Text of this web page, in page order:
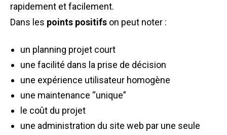
rapidement et facilement.
Dans les points positifs on peut noter :
un planning projet court
une facilité dans la prise de décision
une expérience utilisateur homogène
une maintenance “unique”
le coût du projet
une administration du site web par une seule